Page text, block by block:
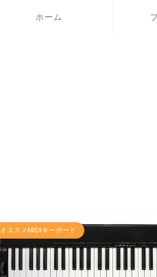
ホーム
オススメMIDIキーボード